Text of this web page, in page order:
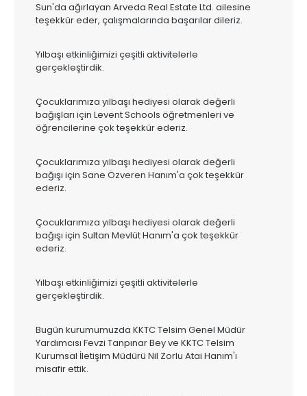
Sun'da ağırlayan Arveda Real Estate Ltd. ailesine
teşekkür eder, çalışmalarında başarılar dileriz.
Yılbaşı etkinliğimizi çeşitli aktivitelerle
gerçekleştirdik.
Çocuklarımıza yılbaşı hediyesi olarak değerli
bağışları için Levent Schools öğretmenleri ve
öğrencilerine çok teşekkür ederiz.
Çocuklarımıza yılbaşı hediyesi olarak değerli
bağışı için Sane Özveren Hanım'a çok teşekkür
ederiz.
Çocuklarımıza yılbaşı hediyesi olarak değerli
bağışı için Sultan Mevlüt Hanım'a çok teşekkür
ederiz.
Yılbaşı etkinliğimizi çeşitli aktivitelerle
gerçekleştirdik.
Bugün kurumumuzda KKTC Telsim Genel Müdür
Yardımcısı Fevzi Tanpınar Bey ve KKTC Telsim
Kurumsal İletişim Müdürü Nil Zorlu Atai Hanım'ı
misafir ettik.